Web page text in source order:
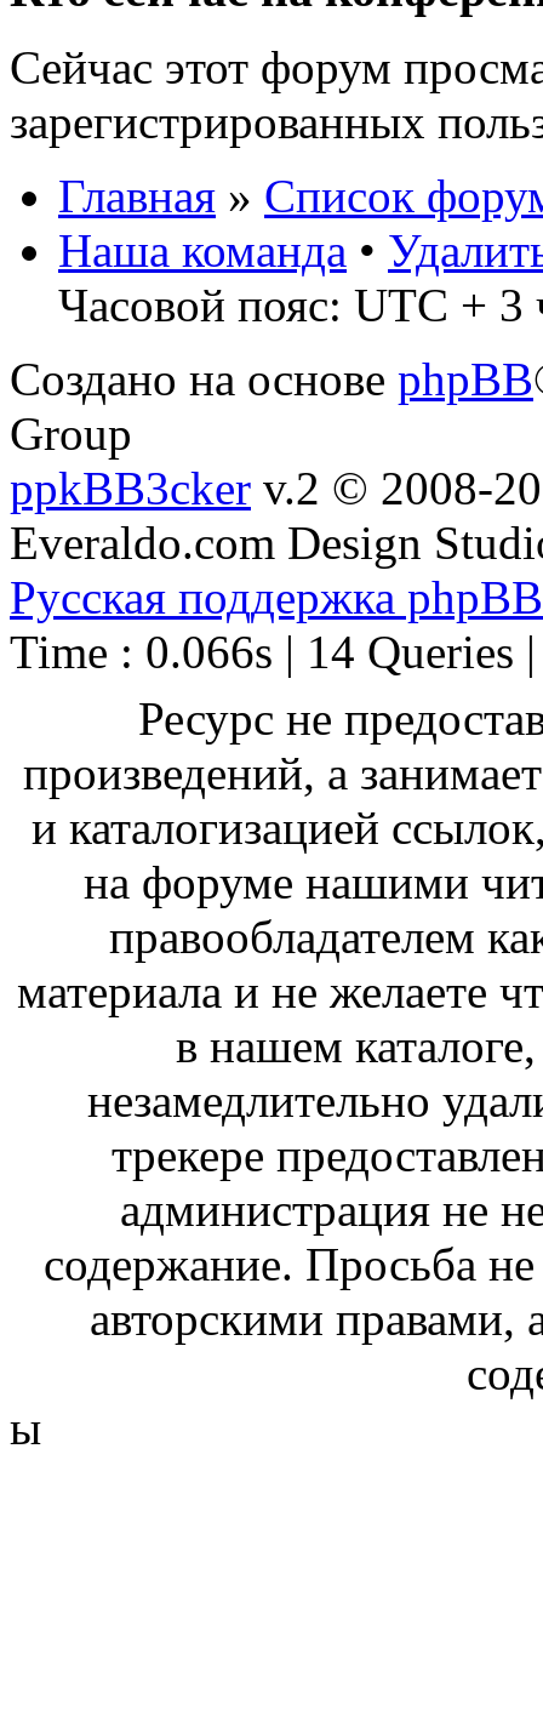
Сейчас этот форум
зарегистрированных
Главная » Список
Наша команда •
Часовой пояс: UTC + 3
Создано на основе phpBB
Group
ppkBB3cker v.2 © 2008-
Everaldo.com Design
Русская поддержка phpBB
Time : 0.066s | 14 Queries
Ресурс не
произведений, а
и каталогизацией
на форуме нашими
правообладателем
материала и не желаете
в нашем
незамедлительно
трекере
администрация не
содержание. Просьба
авторскими правами,
ы